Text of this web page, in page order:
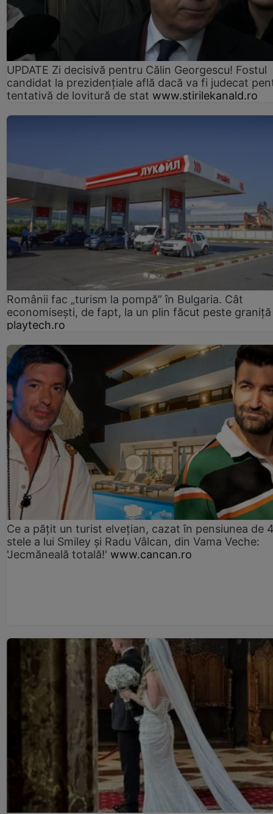
UPDATE Zi decisivă pentru Călin Georgescu! Fostul
candidat la prezidențiale află dacă va fi judecat
tentativă de lovitură de stat www.stirilekanald.ro
Românii fac „turism la pompă” în Bulgaria. Cât
economisești, de fapt, la un plin făcut peste graniță
playtech.ro
Ce a pățit un turist elvețian, cazat în pensiunea de
stele a lui Smiley și Radu Vâlcan, din Vama Veche:
'Jecmăneală totală!' www.cancan.ro